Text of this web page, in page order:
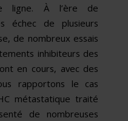
ligne. À l’ère de
échec de plusieurs
de nombreux essais
inhibiteurs des
en cours, avec des
rapportons le cas
métastatique traité
de nombreuses